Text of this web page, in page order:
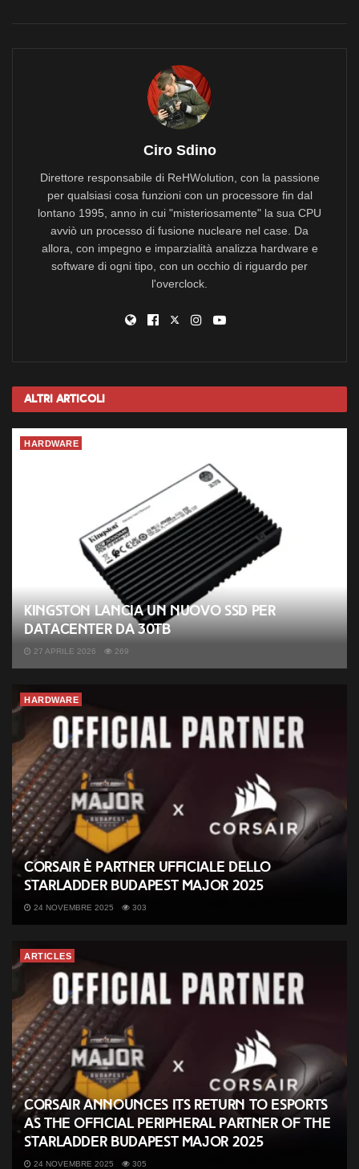
Ciro Sdino
Direttore responsabile di ReHWolution, con la passione
per qualsiasi cosa funzioni con un processore fin dal
lontano 1995, anno in cui "misteriosamente" la sua CPU
avviò un processo di fusione nucleare nel case. Da
allora, con impegno e imparzialità analizza hardware e
software di ogni tipo, con un occhio di riguardo per
l'overclock.
Altri Articoli
HARDWARE
Kingston lancia un nuovo SSD per
datacenter da 30TB
27 APRILE 2026 269
HARDWARE
CORSAIR è partner ufficiale dello
StarLadder Budapest Major 2025
24 NOVEMBRE 2025 303
ARTICLES
CORSAIR Announces its Return to Esports
as the Official Peripheral Partner of the
StarLadder Budapest Major 2025
24 NOVEMBRE 2025 305